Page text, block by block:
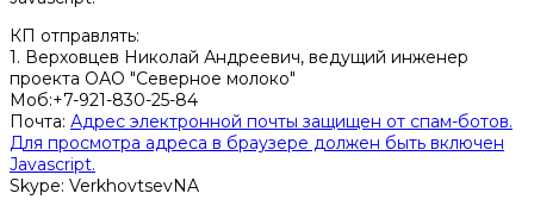
КП отправлять:
1. Верховцев Николай Андреевич, ведущий инженер
проекта ОАО "Северное молоко"
Моб:+7-921-830-25-84
Почта: Адрес электронной почты защищен от спам-ботов.
Для просмотра адреса в браузере должен быть включен
Javascript.
Skype: VerkhovtsevNA